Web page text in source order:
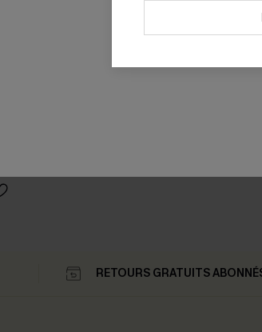
RETOURS GRATUITS